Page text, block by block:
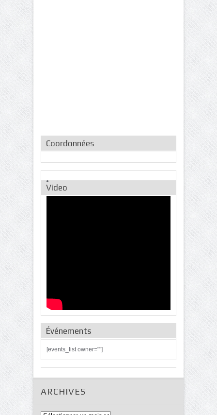
Coordonnées
Video
Événements
[events_list owner=""]
ARCHIVES